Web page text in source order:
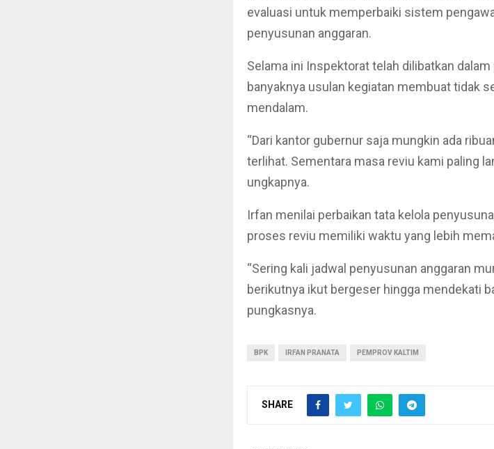
evaluasi untuk memperbaiki sistem
penyusunan anggaran.
Selama ini Inspektorat telah dilibatkan dalam
banyaknya usulan kegiatan membuat tidak
mendalam.
“Dari kantor gubernur saja mungkin ada
terlihat. Sementara masa reviu kami paling
ungkapnya.
Irfan menilai perbaikan tata kelola
proses reviu memiliki waktu yang lebih
“Sering kali jadwal penyusunan anggaran
berikutnya ikut bergeser hingga mendekati
pungkasnya.
BPK IRFAN PRANATA PEMPROV KALTIM
SHARE